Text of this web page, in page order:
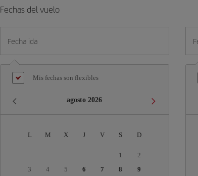
Fechas del vuelo
Fecha ida
Mis fechas son flexibles
agosto 2026
L M X J V S D
1
2
3
4 5 6 7 8
9